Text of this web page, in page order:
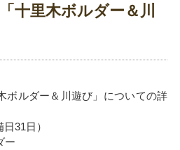
十里木ボルダー＆川
ボルダー＆川遊び」についての詳
31日）
ー